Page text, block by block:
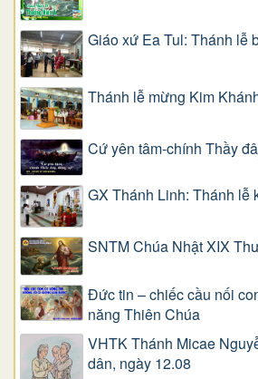
Giáo xứ Ea Tul: Thánh lễ
Thánh lễ mừng Kim
Cứ yên tâm-chính Thầy
GX Thánh Linh: Thánh lễ
SNTM Chúa Nhật XIX
Đức tin – chiếc cầu nối
năng Thiên Chúa
VHTK Thánh Micae
dân, ngày 12.08